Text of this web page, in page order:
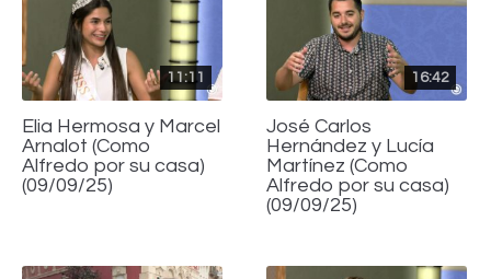
11:11
Elia Hermosa y Marcel
Arnalot (Como
Alfredo por su casa)
(09/09/25)
16:42
José Carlos
Hernández y Lucía
Martínez (Como
Alfredo por su casa)
(09/09/25)